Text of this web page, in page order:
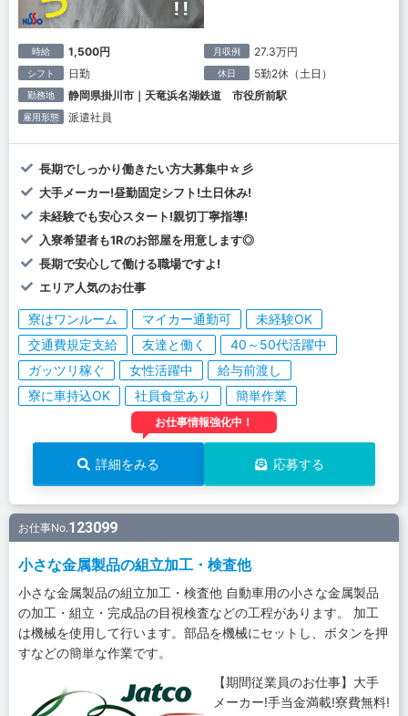
時給 1,500円 月収例 27.3万円
シフト 日勤 休日 5勤2休（土日）
勤務地 静岡県掛川市｜天竜浜名湖鉄道 市役所前駅
雇用形態 派遣社員
長期でしっかり働きたい方大募集中☆彡
大手メーカー!昼勤固定シフト!土日休み!
未経験でも安心スタート!親切丁寧指導!
入寮希望者も1Rのお部屋を用意します◎
長期で安心して働ける職場ですよ!
エリア人気のお仕事
寮はワンルーム マイカー通勤可
未経験OK
交通費規定支給
友達と働く
40～50代活躍中
ガッツリ稼ぐ
女性活躍中
給与前渡し
寮に車持込OK
社員食堂あり 簡単作業
お仕事情報強化中！
詳細をみる 応募する
お仕事No.123099
小さな金属製品の組立加工・検査他
小さな金属製品の組立加工・検査他 自動車用の小さな金属製品
の加工・組立・完成品の目視検査などの工程があります。 加工
は機械を使用して行います。部品を機械にセットし、ボタンを押
すなどの簡単な作業です。
【期間従業員のお仕事】大手
メーカー!手当金満載!寮費無料!